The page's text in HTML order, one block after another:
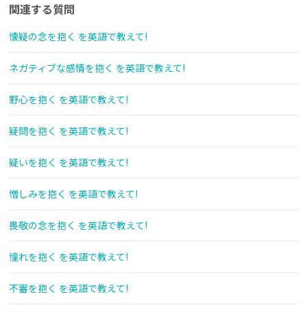
関連する質問
懐疑の念を抱く を英語で教えて!
ネガティブな感情を抱く を英語で教えて!
野心を抱く を英語で教えて!
疑問を抱く を英語で教えて!
疑いを抱く を英語で教えて!
憎しみを抱く を英語で教えて!
畏敬の念を抱く を英語で教えて!
憧れを抱く を英語で教えて!
不審を抱く を英語で教えて!